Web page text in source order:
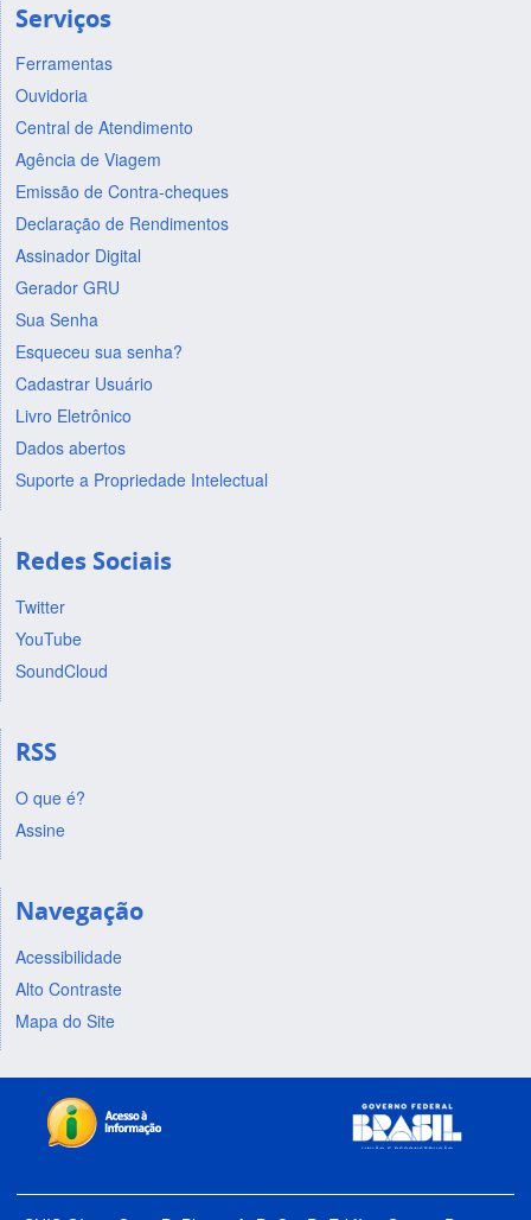
Serviços
Ferramentas
Ouvidoria
Central de Atendimento
Agência de Viagem
Emissão de Contra-cheques
Declaração de Rendimentos
Assinador Digital
Gerador GRU
Sua Senha
Esqueceu sua senha?
Cadastrar Usuário
Livro Eletrônico
Dados abertos
Suporte a Propriedade Intelectual
Redes Sociais
Twitter
YouTube
SoundCloud
RSS
O que é?
Assine
Navegação
Acessibilidade
Alto Contraste
Mapa do Site